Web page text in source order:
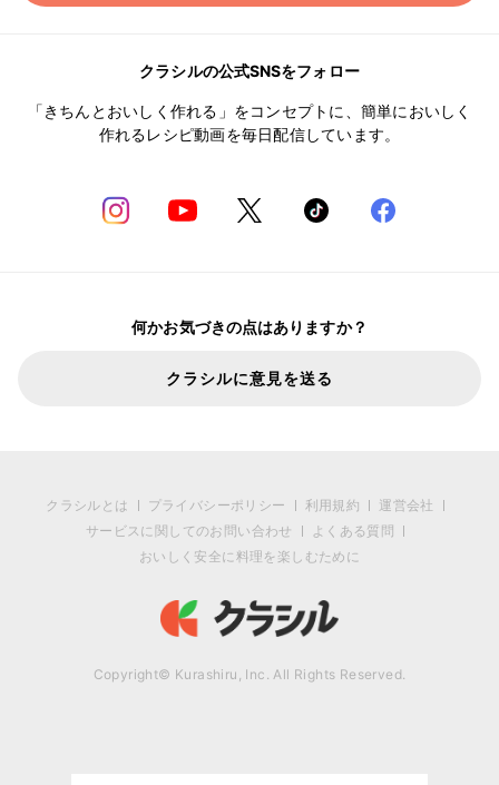
クラシルの公式SNSをフォロー
「きちんとおいしく作れる」をコンセプトに、簡単においしく
作れるレシピ動画を毎日配信しています。
何かお気づきの点はありますか？
クラシルに意見を送る
クラシルとは プライバシーポリシー 利用規約
運営会社
サービスに関してのお問い合わせ
よくある質問
おいしく安全に料理を楽しむために
Copyright© Kurashiru, Inc. All Rights Reserved.